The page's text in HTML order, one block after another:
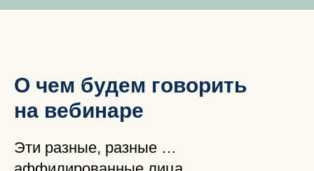
О чем будем говорить
на вебинаре
Эти разные, разные …